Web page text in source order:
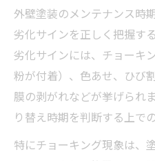
時期選びで失敗しな
外壁塗装に最適
説
外壁塗装時期の
る
季節ごとの外壁
外壁塗装にふさ
外壁塗装のメンテナンス時
劣化サインを正しく把握す
劣化サインには、チョーキ
粉が付着）、色あせ、ひび
膜の剥がれなどが挙げられ
り替え時期を判断する上で
特にチョーキング現象は、